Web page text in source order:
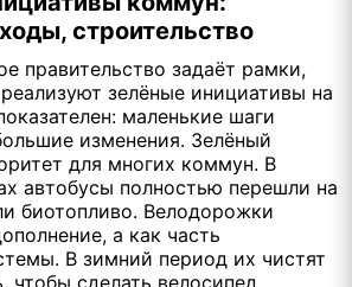
строительство
правительство задаёт рамки,
зелёные инициативы на
маленькие шаги
изменения. Зелёный
для многих коммун. В
автобусы полностью перешли на
биотопливо. Велодорожки
а как часть
В зимний период их чистят
чтобы сделать велосипед